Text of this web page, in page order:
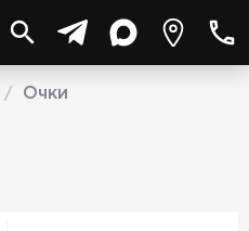
/ Очки